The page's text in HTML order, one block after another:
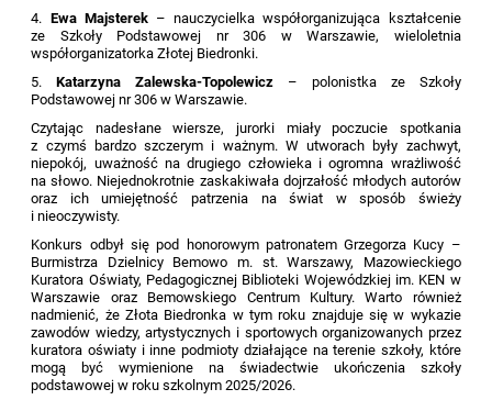
4. Ewa Majsterek– nauczycielka współorganizująca kształcenie
ze Szkoły Podstawowej nr 306 w Warszawie, wieloletnia
współorganizatorka Złotej Biedronki.
5.Katarzyna Zalewska-Topolewicz – polonistka ze Szkoły
Podstawowej nr 306 w Warszawie.
Czytając nadesłane wiersze, jurorki miały poczucie spotkania
z czymś bardzo szczerym i ważnym. W utworach były zachwyt,
niepokój, uważność na drugiego człowieka i ogromna wrażliwość
na słowo. Niejednokrotnie zaskakiwała dojrzałość młodych autorów
oraz ich umiejętność patrzenia na świat w sposób świeży
i nieoczywisty.
Konkurs odbył się pod honorowym patronatem Grzegorza Kucy –
Burmistrza Dzielnicy Bemowo m. st. Warszawy, Mazowieckiego
Kuratora Oświaty, Pedagogicznej Biblioteki Wojewódzkiej im. KEN w
Warszawie oraz Bemowskiego Centrum Kultury. Warto również
nadmienić, że Złota Biedronka w tym roku znajduje się w wykazie
zawodów wiedzy, artystycznych i sportowych organizowanych przez
kuratora oświaty i inne podmioty działające na terenie szkoły, które
mogą być wymienione na świadectwie ukończenia szkoły
podstawowej w roku szkolnym 2025/2026.